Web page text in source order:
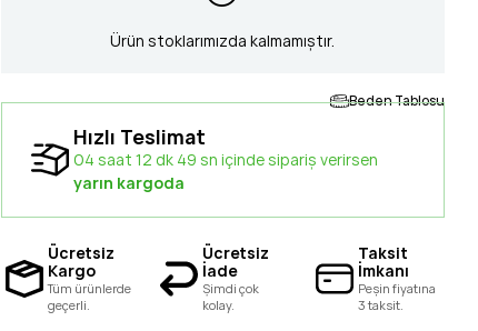
Ürün stoklarımızda kalmamıştır.
Beden Tablosu
Hızlı Teslimat
04 saat 12 dk 48 sn içinde sipariş verirsen
yarın kargoda
Ücretsiz
Kargo
Tüm ürünlerde
geçerli.
Ücretsiz
İade
Şimdi çok
kolay.
Taksit
İmkanı
Peşin fiyatına
3 taksit.